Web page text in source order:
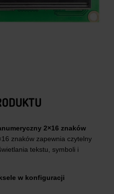
2×16 znaków
znaków zapewnia czytelny
tekstu, symboli i
w konfiguracji